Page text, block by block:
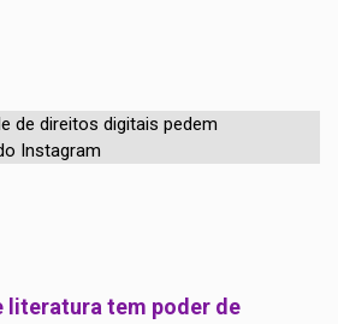
literatura tem poder de